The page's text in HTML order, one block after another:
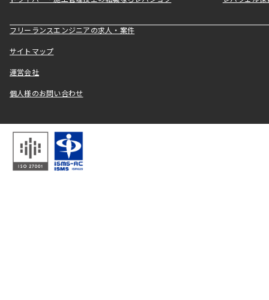
フリーランスエンジニアの求人・案件
サイトマップ
運営会社
個人様のお問い合わせ